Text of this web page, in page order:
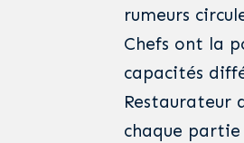
rumeurs
Chefs ont la
capacités
Restaurateur
chaque partie